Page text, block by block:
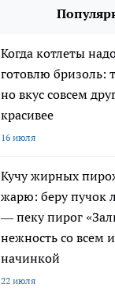
Когда котлеты
готовлю бризоль:
но вкус совсем
красивее
16 июля
Кучу жирных
жарю: беру пучок
— пеку пирог
нежность со всем
начинкой
22 июля